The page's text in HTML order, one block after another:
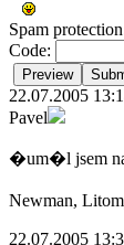
Spam
Code:
22.07.2005
Pavel
�um�l jsem
Newman,
22.07.2005